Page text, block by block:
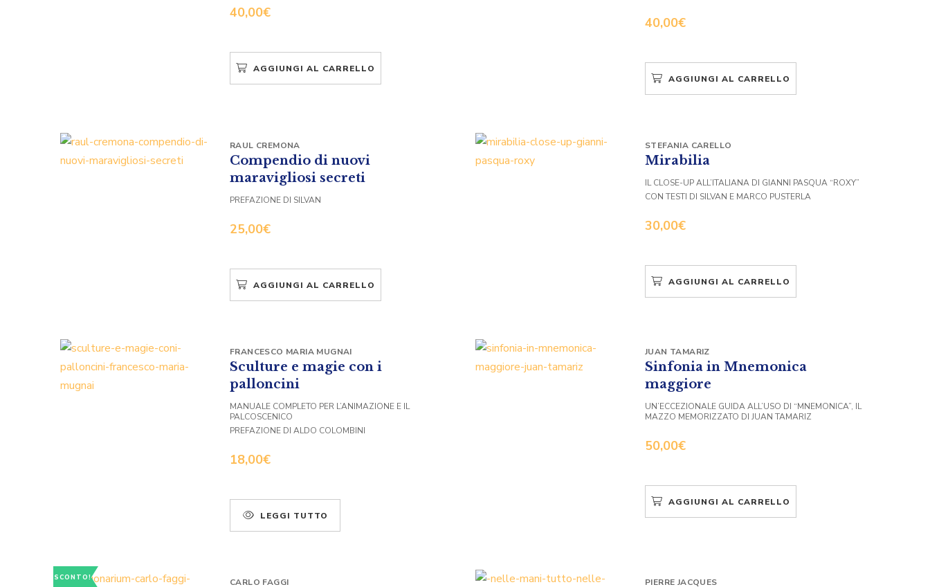
40,00€
AGGIUNGI AL CARRELLO
40,00€
AGGIUNGI AL CARRELLO
Compendio di nuovi
maravigliosi secreti
25,00€
RAUL CREMONA
PREFAZIONE DI SILVAN
AGGIUNGI AL CARRELLO
Mirabilia
30,00€
STEFANIA CARELLO
IL CLOSE-UP ALL’ITALIANA DI GIANNI PASQUA “ROXY”
CON TESTI DI SILVAN E MARCO PUSTERLA
AGGIUNGI AL CARRELLO
Sculture e magie con i
palloncini
18,00€
FRANCESCO MARIA MUGNAI
MANUALE COMPLETO PER L’ANIMAZIONE E IL
PALCOSCENICO
PREFAZIONE DI ALDO COLOMBINI
LEGGI TUTTO
Sinfonia in Mnemonica
maggiore
50,00€
JUAN TAMARIZ
UN’ECCEZIONALE GUIDA ALL’USO DI “MNEMONICA”, IL
MAZZO MEMORIZZATO DI JUAN TAMARIZ
AGGIUNGI AL CARRELLO
SCONTO! CARLO FAGGI PIERRE JACQUES